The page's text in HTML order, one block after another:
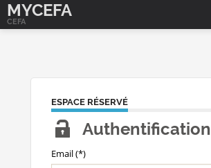
MYCEFA
CEFA
ESPACE RÉSERVÉ
Authentification
Email (*)